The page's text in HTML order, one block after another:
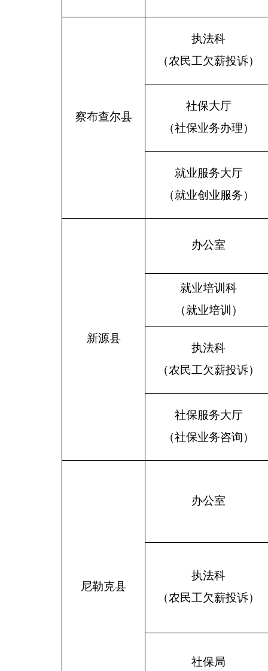
察布查尔县
执法科
（农民工欠薪投诉）
社保大厅
（社保业务办理）
就业服务大厅
（就业创业服务）
新源县
办公室
就业培训科
（就业培训）
执法科
（农民工欠薪投诉）
社保服务大厅
（社保业务咨询）
尼勒克县
办公室
执法科
（农民工欠薪投诉）
社保局